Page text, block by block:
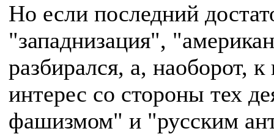
Но если последний
"западнизация",
разбирался, а, наоборот,
интерес со стороны тех
фашизмом" и "русским